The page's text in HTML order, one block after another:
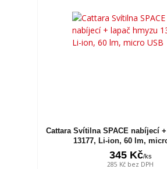
Cattara Svítilna SPACE nabíjecí
13177, Li-ion, 60 lm,
345 Kč/ks
285 Kč bez DPH